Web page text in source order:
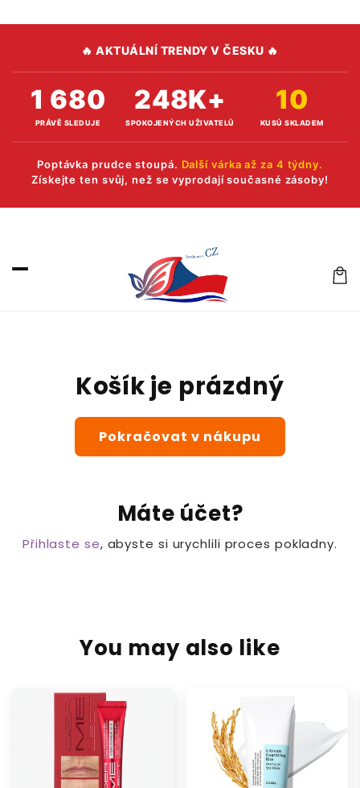
obsahu
🔥 AKTUÁLNÍ TRENDY V ČESKU 🔥
1 680
PRÁVĚ SLEDUJE
248K+
SPOKOJENÝCH UŽIVATELŮ
10
KUSŮ SKLADEM
Poptávka prudce stoupá. Další várka až za 4 týdny.
Získejte ten svůj, než se vyprodají současné zásoby!
Košík je prázdný
Pokračovat v nákupu
Máte účet?
Přihlaste se, abyste si urychlili proces pokladny.
You may also like